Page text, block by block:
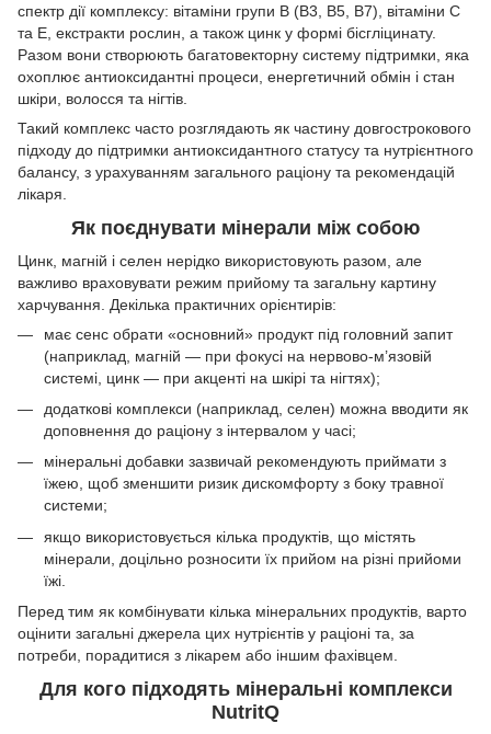
спектр дії комплексу: вітаміни групи B (B3, B5, B7), вітаміни C
та E, екстракти рослин, а також цинк у формі бісгліцинату.
Разом вони створюють багатовекторну систему підтримки, яка
охоплює антиоксидантні процеси, енергетичний обмін і стан
шкіри, волосся та нігтів.
Такий комплекс часто розглядають як частину довгострокового
підходу до підтримки антиоксидантного статусу та нутрієнтного
балансу, з урахуванням загального раціону та рекомендацій
лікаря.
Як поєднувати мінерали між собою
Цинк, магній і селен нерідко використовують разом, але
важливо враховувати режим прийому та загальну картину
харчування. Декілька практичних орієнтирів:
має сенс обрати «основний» продукт під головний запит
(наприклад, магній — при фокусі на нервово-м’язовій
системі, цинк — при акценті на шкірі та нігтях);
додаткові комплекси (наприклад, селен) можна вводити як
доповнення до раціону з інтервалом у часі;
мінеральні добавки зазвичай рекомендують приймати з
їжею, щоб зменшити ризик дискомфорту з боку травної
системи;
якщо використовується кілька продуктів, що містять
мінерали, доцільно розносити їх прийом на різні прийоми
їжі.
Перед тим як комбінувати кілька мінеральних продуктів, варто
оцінити загальні джерела цих нутрієнтів у раціоні та, за
потреби, порадитися з лікарем або іншим фахівцем.
Для кого підходять мінеральні комплекси
NutritQ